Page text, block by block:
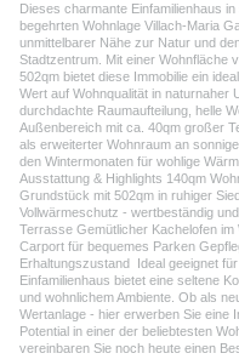
Dieses charmante Einfamilienhaus
begehrten Wohnlage Villach-Maria
unmittelbarer Nähe zur Natur und
Stadtzentrum. Mit einer Wohnfläche
502qm bietet diese Immobilie ein
Wert auf Wohnqualität in naturnaher
durchdachte Raumaufteilung, helle
Außenbereich mit ca. 40qm großer
als erweiterter Wohnraum an
den Wintermonaten für wohlige
Ausstattung & Highlights 140qm
Grundstück mit 502qm in ruhiger
Vollwärmeschutz - wertbeständig
Terrasse Gemütlicher Kachelofen
Carport für bequemes Parken
Erhaltungszustand Ideal geeignet
Einfamilienhaus bietet eine seltene
und wohnlichem Ambiente. Ob als
Wertanlage - hier erwerben Sie eine
Potential in einer der beliebtesten
vereinbaren Sie noch heute einen